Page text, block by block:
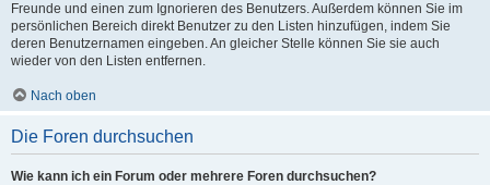
Freunde und einen zum Ignorieren des Benutzers. Außerdem können Sie im
persönlichen Bereich direkt Benutzer zu den Listen hinzufügen, indem Sie
deren Benutzernamen eingeben. An gleicher Stelle können Sie sie auch
wieder von den Listen entfernen.
Nach oben
Die Foren durchsuchen
Wie kann ich ein Forum oder mehrere Foren durchsuchen?